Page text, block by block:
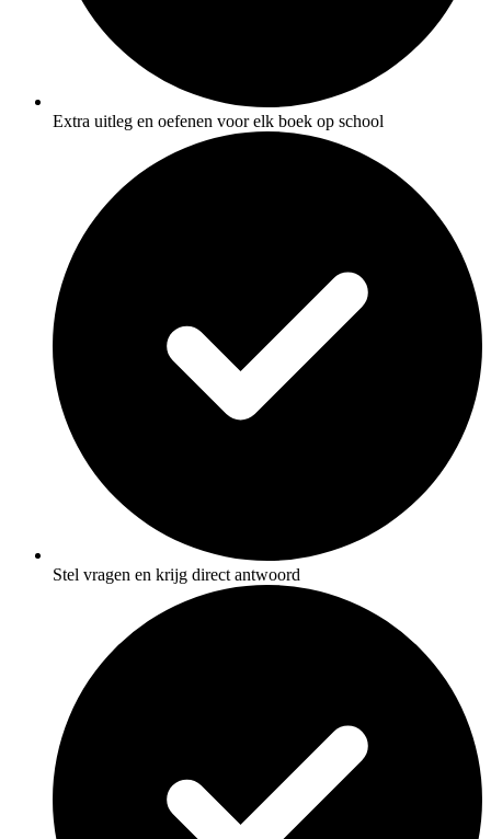
Extra uitleg en oefenen voor elk boek op school
Stel vragen en krijg direct antwoord